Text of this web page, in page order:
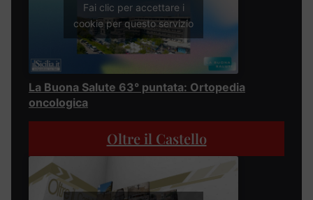
Fai clic per accettare i
cookie per questo servizio
La Buona Salute 63° puntata: Ortopedia
oncologica
Oltre il Castello